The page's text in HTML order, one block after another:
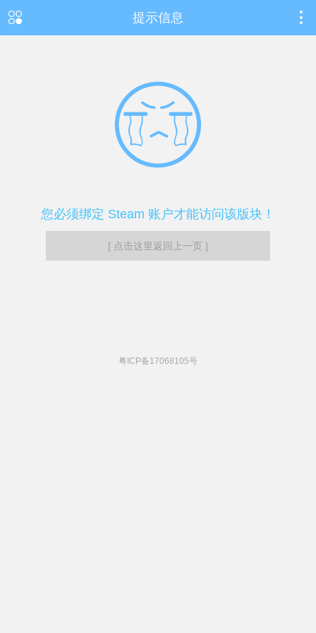
提示信息
您必须绑定 Steam 账户才能访问该版块！
[ 点击这里返回上一页 ]
粤ICP备17068105号